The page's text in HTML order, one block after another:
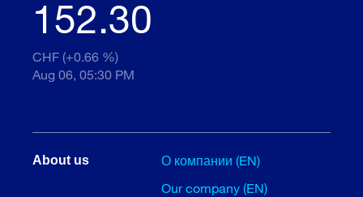
152.30
CHF (+0.66 %)
Aug 06, 05:30 PM
About us
О компании (EN)
Our company (EN)